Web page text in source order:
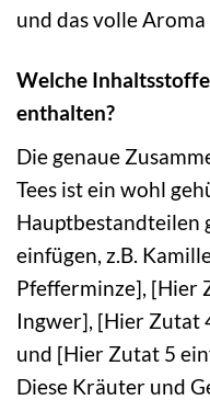
und das volle
Welche
enthalten?
Die genaue
Tees ist ein wohl
Hauptbestandteilen
einfügen, z.B.
Pfefferminze], [Hier
Ingwer], [Hier Zutat
und [Hier Zutat 5
Diese Kräuter und